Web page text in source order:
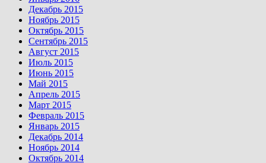
Декабрь 2015
Ноябрь 2015
Октябрь 2015
Сентябрь 2015
Август 2015
Июль 2015
Июнь 2015
Май 2015
Апрель 2015
Март 2015
Февраль 2015
Январь 2015
Декабрь 2014
Ноябрь 2014
Октябрь 2014